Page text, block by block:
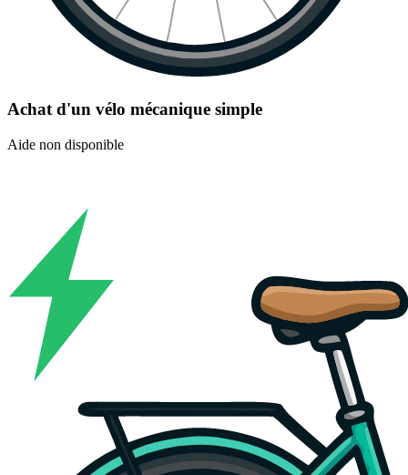
Achat d'un vélo mécanique simple
Aide non disponible